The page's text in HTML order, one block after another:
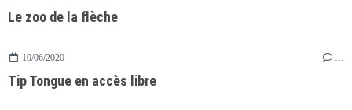
Le zoo de la flèche
10/06/2020 …
Tip Tongue en accès libre